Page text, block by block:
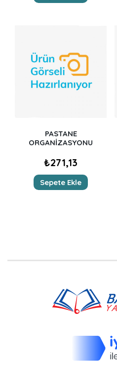
PASTANE
ORGANİZASYONU
₺271,13
Sepete Ekle